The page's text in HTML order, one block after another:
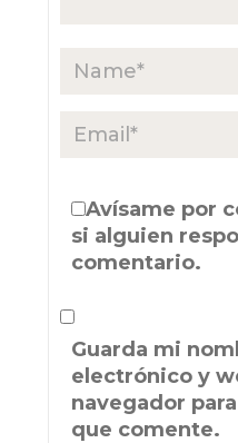
Avísame por
si alguien
comentario.
Guarda mi
electrónico y
navegador
que comente.